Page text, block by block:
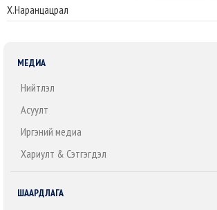
Х.Наранцацрал
МЕДИА
Нийтлэл
Асуулт
Иргэний медиа
Хариулт & Сэтгэгдэл
ШААРДЛАГА